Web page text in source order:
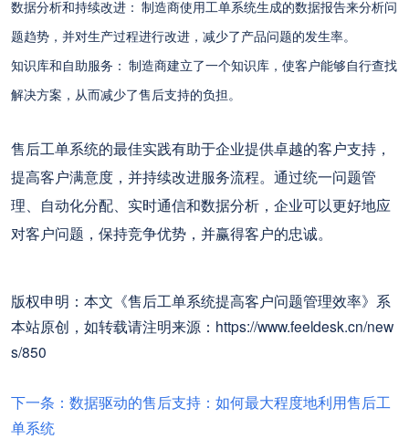
数据分析和持续改进： 制造商使用工单系统生成的数据报告来分析问
题趋势，并对生产过程进行改进，减少了产品问题的发生率。
知识库和自助服务： 制造商建立了一个知识库，使客户能够自行查找
解决方案，从而减少了售后支持的负担。
售后工单系统的最佳实践有助于企业提供卓越的客户支持，
提高客户满意度，并持续改进服务流程。通过统一问题管
理、自动化分配、实时通信和数据分析，企业可以更好地应
对客户问题，保持竞争优势，并赢得客户的忠诚。
版权申明：本文《售后工单系统提高客户问题管理效率》系
本站原创，如转载请注明来源：https://www.feeldesk.cn/new
s/850
下一条：数据驱动的售后支持：如何最大程度地利用售后工
单系统